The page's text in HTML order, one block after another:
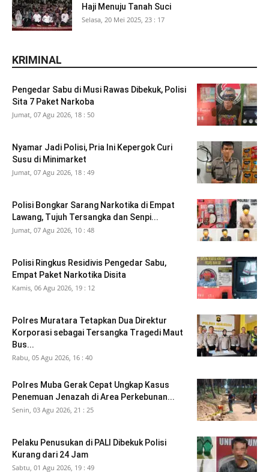
Haji Menuju Tanah Suci
Selasa, 20 Mei 2025, 23 : 17
KRIMINAL
Pengedar Sabu di Musi Rawas Dibekuk, Polisi
Sita 7 Paket Narkoba
Jumat, 07 Agu 2026, 18 : 50
Nyamar Jadi Polisi, Pria Ini Kepergok Curi
Susu di Minimarket
Jumat, 07 Agu 2026, 18 : 49
Polisi Bongkar Sarang Narkotika di Empat
Lawang, Tujuh Tersangka dan Senpi...
Jumat, 07 Agu 2026, 10 : 48
Polisi Ringkus Residivis Pengedar Sabu,
Empat Paket Narkotika Disita
Kamis, 06 Agu 2026, 19 : 12
Polres Muratara Tetapkan Dua Direktur
Korporasi sebagai Tersangka Tragedi Maut
Bus...
Rabu, 05 Agu 2026, 16 : 40
Polres Muba Gerak Cepat Ungkap Kasus
Penemuan Jenazah di Area Perkebunan...
Senin, 03 Agu 2026, 21 : 25
Pelaku Penusukan di PALI Dibekuk Polisi
Kurang dari 24 Jam
Sabtu, 01 Agu 2026, 19 : 49